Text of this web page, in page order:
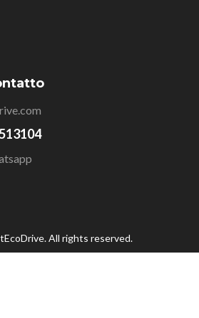
All rights reserved.